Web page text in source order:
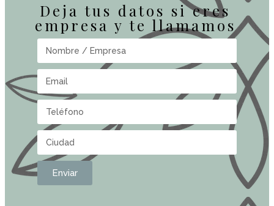
Deja tus datos si eres
empresa y te llamamos
Enviar